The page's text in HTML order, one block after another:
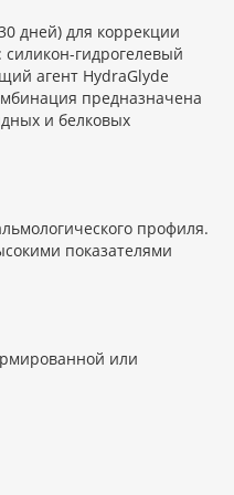
дней) для коррекции
гидрогелевый
агент HydraGlyde
предназначена
и белковых
профиля.
показателями
или